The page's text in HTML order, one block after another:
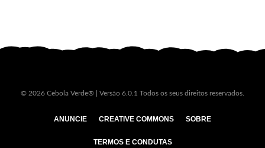
© 2026 Cebola Verde® | Versão 6.0.1 Todos os seus direitos reservados.
ANUNCIE CREATIVE COMMONS SOBRE
TERMOS E CONDUTAS